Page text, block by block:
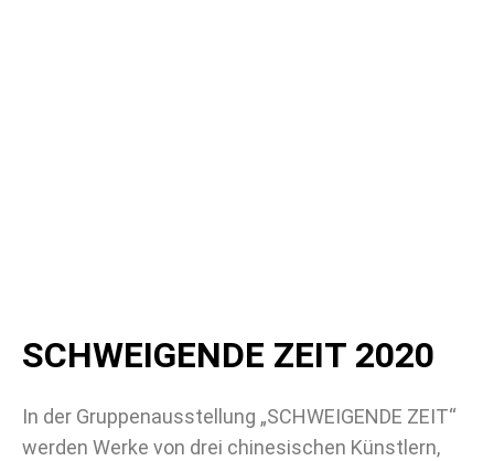
SCHWEIGENDE ZEIT 2020
In der Gruppenausstellung „SCHWEIGENDE ZEIT“
werden Werke von drei chinesischen Künstlern,